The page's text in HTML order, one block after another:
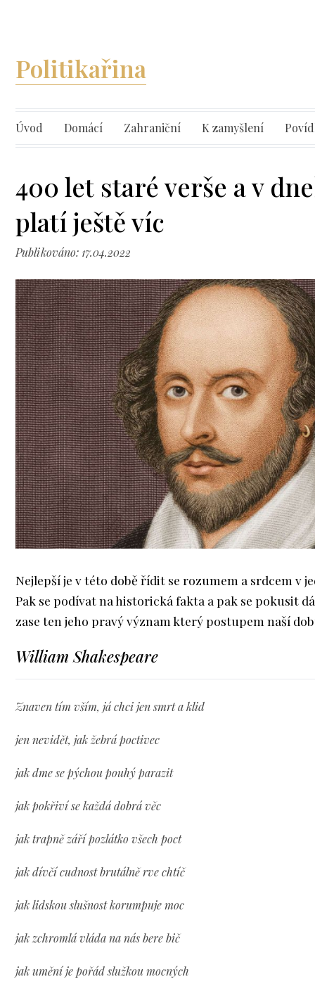
Politikařina
Úvod Domácí Zahraniční K zamyšlení
400 let staré verše a v
platí ještě víc
Publikováno: 17.04.2022
Nejlepší je v této době řídit se rozumem a srdcem v
Pak se podívat na historická fakta a pak se pokusit
zase ten jeho pravý význam který postupem naší
William Shakespeare
Znaven tím vším, já chci jen smrt a klid
jen nevidět, jak žebrá poctivec
jak dme se pýchou pouhý parazit
jak pokřiví se každá dobrá věc
jak trapně září pozlátko všech poct
jak dívčí cudnost brutálně rve chtíč
jak lidskou slušnost korumpuje moc
jak zchromlá vláda na nás bere bič
jak umění je pořád služkou mocných